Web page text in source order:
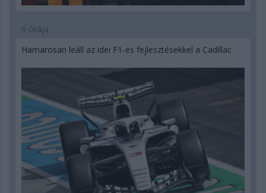
6 órája
Hamarosan leáll az idei F1-es fejlesztésekkel a Cadillac